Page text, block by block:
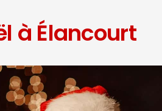
à Élancourt